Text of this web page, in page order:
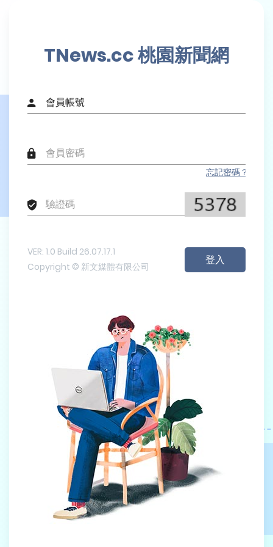
TNews.cc 桃園新聞網
忘記密碼？
VER: 1.0 Build 26.07.17.1
Copyright © 新文媒體有限公司